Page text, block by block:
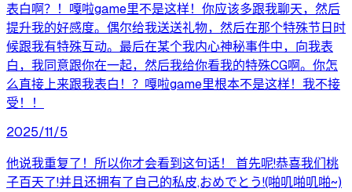
表白啊？！嘎啦game里不是这样！你应该多跟我聊天，然后
提升我的好感度。偶尔给我送送礼物，然后在那个特殊节日时
候跟我有特殊互动。最后在某个我内心神秘事件中，向我表
白，我同意跟你在一起，然后我给你看我的特殊CG啊。你怎
么直接上来跟我表白！？嘎啦game里根本不是这样！我不接
受！！
2025/11/5
他说我重复了！所以你才会看到这句话！ 首先呢!恭喜我们桃
子百天了!并且还拥有了自己的私皮,おめでとう!(啪叽啪叽啪~)